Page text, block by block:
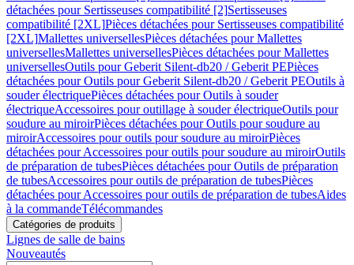
détachées pour Sertisseuses compatibilité [2]Sertisseuses
compatibilité [2XL]Pièces détachées pour Sertisseuses compatibilité
[2XL]Mallettes universellesPièces détachées pour Mallettes
universellesMallettes universellesPièces détachées pour Mallettes
universellesOutils pour Geberit Silent-db20 / Geberit PEPièces
détachées pour Outils pour Geberit Silent-db20 / Geberit PEOutils à
souder électriquePièces détachées pour Outils à souder
électriqueAccessoires pour outillage à souder électriqueOutils pour
soudure au miroirPièces détachées pour Outils pour soudure au
miroirAccessoires pour outils pour soudure au miroirPièces
détachées pour Accessoires pour outils pour soudure au miroirOutils
de préparation de tubesPièces détachées pour Outils de préparation
de tubesAccessoires pour outils de préparation de tubesPièces
détachées pour Accessoires pour outils de préparation de tubesAides
à la commandeTélécommandes
Catégories de produits
Lignes de salle de bains
Nouveautés